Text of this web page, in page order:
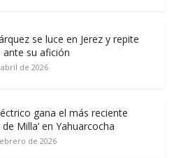
se luce en Jerez y repite
ante su afición
de 2026
gana el más reciente
de Milla’ en Yahuarcocha
de 2026